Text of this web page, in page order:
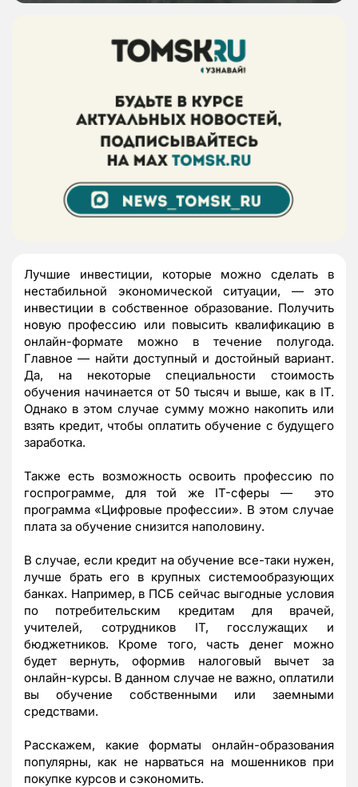
Лучшие инвестиции, которые можно сделать в
нестабильной экономической ситуации, — это
инвестиции в собственное образование. Получить
новую профессию или повысить квалификацию в
онлайн-формате можно в течение полугода.
Главное — найти доступный и достойный вариант.
Да, на некоторые специальности стоимость
обучения начинается от 50 тысяч и выше, как в IT.
Однако в этом случае сумму можно накопить или
взять кредит, чтобы оплатить обучение с будущего
заработка.
Также есть возможность освоить профессию по
госпрограмме, для той же IT-сферы — это
программа «Цифровые профессии». В этом случае
плата за обучение снизится наполовину.
В случае, если кредит на обучение все-таки нужен,
лучше брать его в крупных системообразующих
банках. Например, в ПСБ сейчас выгодные условия
по потребительским кредитам для врачей,
учителей, сотрудников IT, госслужащих и
бюджетников. Кроме того, часть денег можно
будет вернуть, оформив налоговый вычет за
онлайн-курсы. В данном случае не важно, оплатили
вы обучение собственными или заемными
средствами.
Расскажем, какие форматы онлайн-образования
популярны, как не нарваться на мошенников при
покупке курсов и сэкономить.